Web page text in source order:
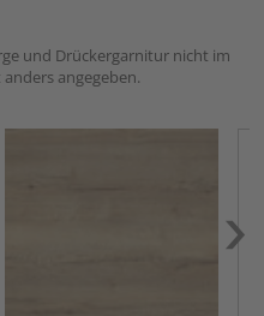
und Drückergarnitur nicht im
angegeben.